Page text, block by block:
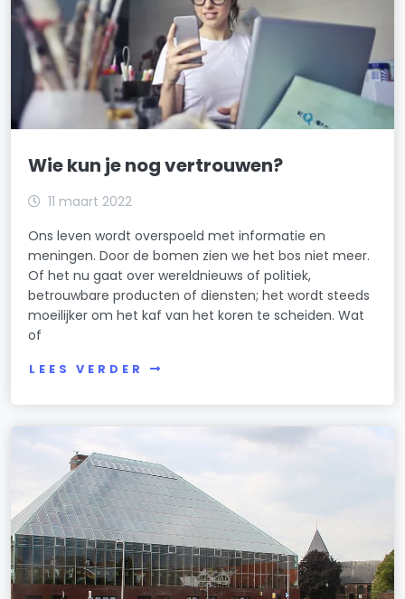
Wie kun je nog vertrouwen?
11 maart 2022
Ons leven wordt overspoeld met informatie en
meningen. Door de bomen zien we het bos niet meer.
Of het nu gaat over wereldnieuws of politiek,
betrouwbare producten of diensten; het wordt steeds
moeilijker om het kaf van het koren te scheiden. Wat
of
LEES VERDER